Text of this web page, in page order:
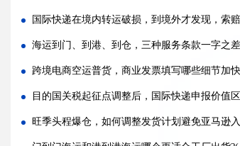
海运出口报关资料单单不一致，会造成哪些货
跨境电商选快船还是普船，除了时效还要重点
拼箱海运目的港拆箱费由谁承担，如何避免收
国际快递货件标签制作有什么要求（不清楚的
国际快递收件人需要配合海关提供资料吗（不
国际快递在境内转运破损，到境外才发现，索
海运到门、到港、到仓，三种服务条款一字之
跨境电商空运普货，商业发票填写哪些细节加
目的国关税起征点调整后，国际快递申报价值
旺季头程爆仓，如何调整发货计划避免亚马逊